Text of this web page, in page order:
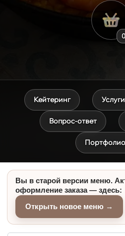
Кейтеринг Услуги
Вопрос-ответ
Портфолио
Вы в старой версии меню.
оформление заказа — здесь:
Открыть новое меню →